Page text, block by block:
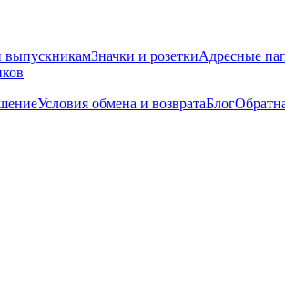
выпускникамЗначки и розеткиАдресные
Условия обмена и возвратаБлог